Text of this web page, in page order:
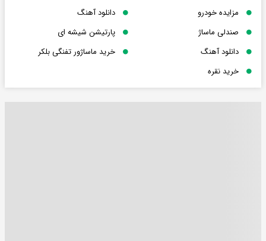
مزایده خودرو
دانلود آهنگ
صندلی ماساژ
پارتیشن شیشه ای
دانلود آهنگ
خرید ماساژور تفنگی بلکر
خرید نقره